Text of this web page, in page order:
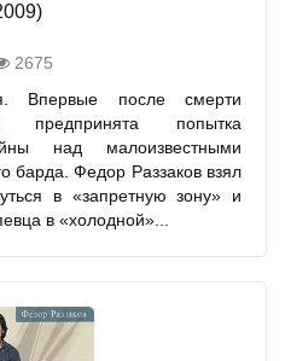
2675
Впервые после смерти
предпринята попытка
над малоизвестными
барда. Федор Раззаков взял
в «запретную зону» и
в «холодной»...